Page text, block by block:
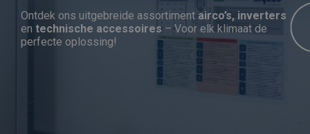
Ontdek ons uitgebreide assortiment airco’s, inverters
en technische accessoires– Voor elk klimaat de
perfecte oplossing!